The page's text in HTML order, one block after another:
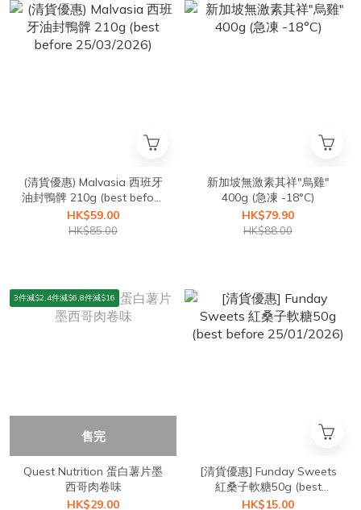
(清貨優惠) Malvasia 西班牙
油封鴨髀 210g (best before
25/03/2026)
HK$59.00
HK$85.00
新加坡無激素其祥"烏雞"
400g (急凍 -18°C)
HK$79.90
HK$88.00
3件減$2,4件減$6,8件減$16
售完
Quest Nutrition 蛋白薯片墨
西哥肉卷味
HK$29.00
[清貨優惠] Funday Sweets
紅桑子軟糖50g (best
before 25/01/2026)
HK$15.00